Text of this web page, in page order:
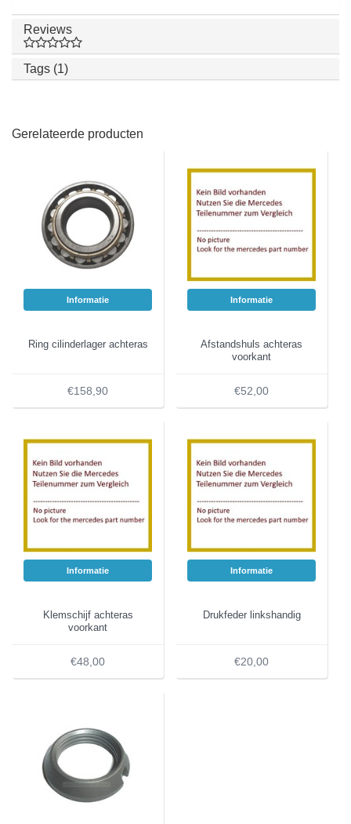
Reviews
Tags (1)
Gerelateerde producten
Informatie
Ring cilinderlager achteras
€158,90
Informatie
Afstandshuls achteras
voorkant
€52,00
Informatie
Klemschijf achteras
voorkant
€48,00
Informatie
Drukfeder linkshandig
€20,00